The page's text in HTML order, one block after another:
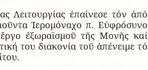
Λειτουργίας ἐπαίνεσε τόν ἀπό
Ἱερομόναχο π. Εὐφρόσυνο
ἐξωραϊσμοῦ τῆς Μονῆς καί
του διακονία τοῦ ἀπένειμε τό